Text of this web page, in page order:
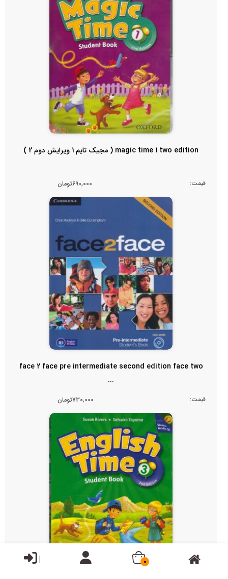
magic time 1 two edition ( مجیک تایم 1 ویرایش دوم 2 )
قیمت: 690,000تومان
face 2 face pre intermediate second edition face two
...
قیمت: 730,000تومان
0